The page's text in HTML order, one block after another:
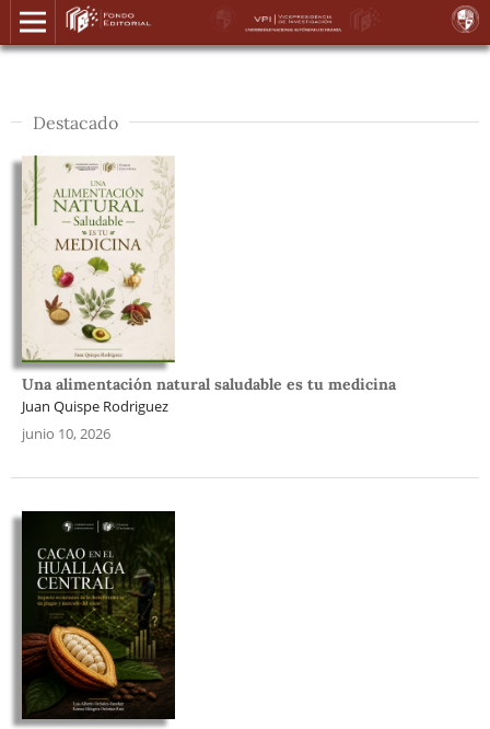
Destacado
Una alimentación natural saludable es tu medicina
Juan Quispe Rodriguez
junio 10, 2026